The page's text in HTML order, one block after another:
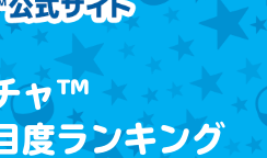
ャ™
度ランキング